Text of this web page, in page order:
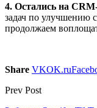
4. Остались на
задач по улучшению
продолжаем
Share VKOK.ru
Prev Post